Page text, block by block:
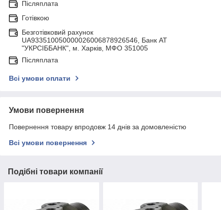
Післяплата
Готівкою
Безготівковий рахунок
UA933510050000026006878926546, Банк АТ
"УКРСIББАНК", м. Харків, МФО 351005
Післяплата
Всі умови оплати
Умови повернення
Повернення товару впродовж 14 днів за домовленістю
Всі умови повернення
Подібні товари компанії